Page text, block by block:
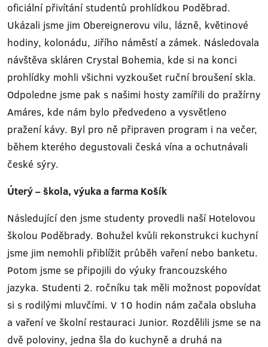
oficiální přivítání studentů prohlídkou Poděbrad.
Ukázali jsme jim Obereignerovu vilu, lázně, květinové
hodiny, kolonádu, Jiřího náměstí a zámek. Následovala
návštěva skláren Crystal Bohemia, kde si na konci
prohlídky mohli všichni vyzkoušet ruční broušení skla.
Odpoledne jsme pak s našimi hosty zamířili do pražírny
Amáres, kde nám bylo předvedeno a vysvětleno
pražení kávy. Byl pro ně připraven program i na večer,
během kterého degustovali česká vína a ochutnávali
české sýry.
Úterý – škola, výuka a farma Košík
Následující den jsme studenty provedli naší Hotelovou
školou Poděbrady. Bohužel kvůli rekonstrukci kuchyní
jsme jim nemohli přiblížit průběh vaření nebo banketu.
Potom jsme se připojili do výuky francouzského
jazyka. Studenti 2. ročníku tak měli možnost popovídat
si s rodilými mluvčími. V 10 hodin nám začala obsluha
a vaření ve školní restauraci Junior. Rozdělili jsme se na
dvě poloviny, jedna šla do kuchyně a druhá na